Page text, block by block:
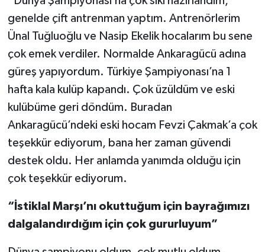
genelde çift antrenman yaptım. Antrenörlerim
Ünal Tuğluoğlu ve Nasip Ekelik hocalarım bu sene
çok emek verdiler. Normalde Ankaragücü adına
güreş yapıyordum. Türkiye Şampiyonası’na 1
hafta kala kulüp kapandı. Çok üzüldüm ve eski
kulübüme geri döndüm. Buradan
Ankaragücü’ndeki eski hocam Fevzi Çakmak’a çok
teşekkür ediyorum, bana her zaman güvendi
destek oldu. Her anlamda yanımda olduğu için
çok teşekkür ediyorum.
“İstiklal Marşı’nı okuttuğum için bayrağımızı
dalgalandırdığım için çok gururluyum”